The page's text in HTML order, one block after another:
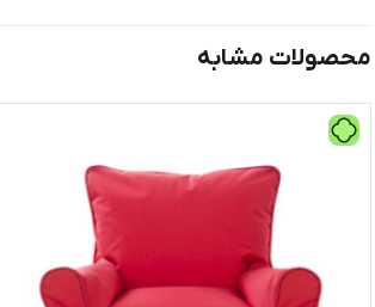
محصولات مشابه